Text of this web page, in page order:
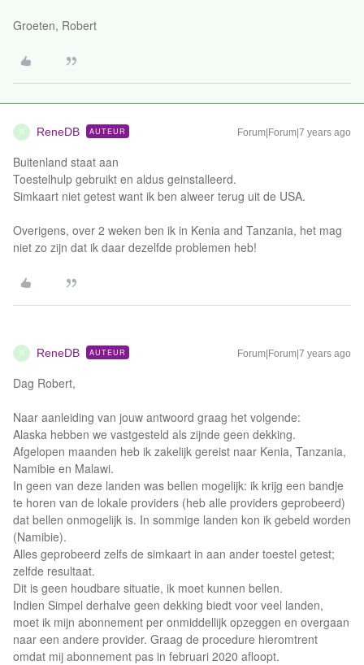
Groeten, Robert
R ReneDB AUTEUR Forum|Forum|7 years ago
Buitenland staat aan
Toestelhulp gebruikt en aldus geinstalleerd.
Simkaart niet getest want ik ben alweer terug uit de USA.
Overigens, over 2 weken ben ik in Kenia and Tanzania, het mag
niet zo zijn dat ik daar dezelfde problemen heb!
R ReneDB AUTEUR Forum|Forum|7 years ago
Dag Robert,
Naar aanleiding van jouw antwoord graag het volgende:
Alaska hebben we vastgesteld als zijnde geen dekking.
Afgelopen maanden heb ik zakelijk gereist naar Kenia, Tanzania,
Namibie en Malawi.
In geen van deze landen was bellen mogelijk: ik krijg een bandje
te horen van de lokale providers (heb alle providers geprobeerd)
dat bellen onmogelijk is. In sommige landen kon ik gebeld worden
(Namibie).
Alles geprobeerd zelfs de simkaart in aan ander toestel getest;
zelfde resultaat.
Dit is geen houdbare situatie, ik moet kunnen bellen.
Indien Simpel derhalve geen dekking biedt voor veel landen,
moet ik mijn abonnement per onmiddellijk opzeggen en overgaan
naar een andere provider. Graag de procedure hieromtrent
omdat mij abonnement pas in februari 2020 afloopt.